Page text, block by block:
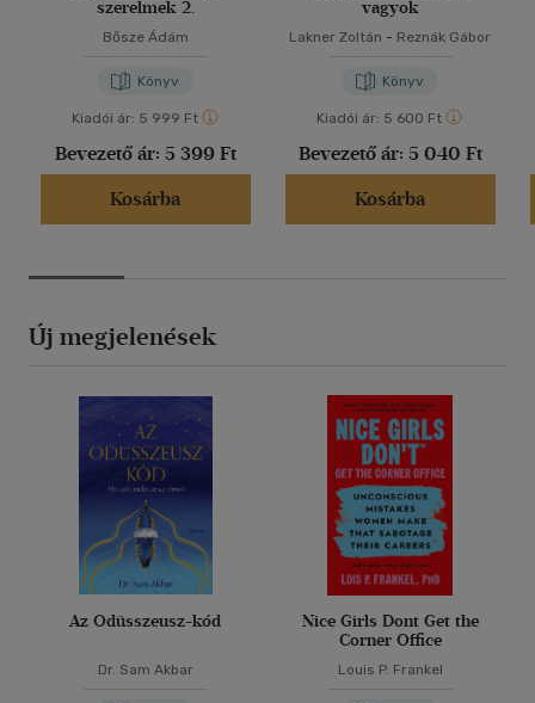
szerelmek 2.
Bősze Ádám
Könyv
Kiadói ár: 5 999 Ft
Bevezető ár: 5 399 Ft
Kosárba
vagyok
Lakner Zoltán - Reznák Gábor
Könyv
Kiadói ár: 5 600 Ft
Bevezető ár: 5 040 Ft
Kosárba
Új megjelenések
Az Odüsszeusz-kód
Dr. Sam Akbar
Nice Girls Dont Get the
Corner Office
Louis P. Frankel